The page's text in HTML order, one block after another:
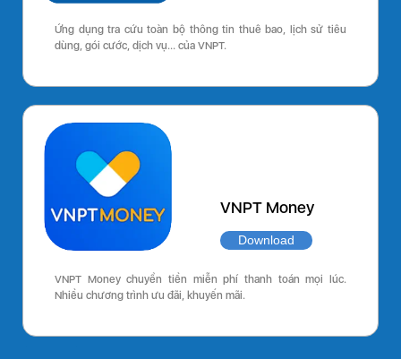
Ứng dụng tra cứu toàn bộ thông tin thuê bao, lịch sử tiêu
dùng, gói cước, dịch vụ… của VNPT.
VNPT Money
Download
VNPT Money chuyển tiền miễn phí thanh toán mọi lúc.
Nhiều chương trình ưu đãi, khuyến mãi.